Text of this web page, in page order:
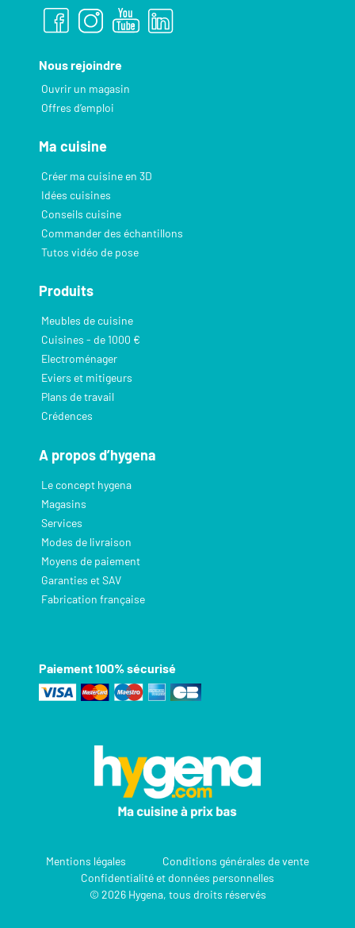
Nous rejoindre
Ouvrir un magasin
Offres d’emploi
Ma cuisine
Créer ma cuisine en 3D
Idées cuisines
Conseils cuisine
Commander des échantillons
Tutos vidéo de pose
Produits
Meubles de cuisine
Cuisines - de 1000 €
Electroménager
Eviers et mitigeurs
Plans de travail
Crédences
A propos d’hygena
Le concept hygena
Magasins
Services
Modes de livraison
Moyens de paiement
Garanties et SAV
Fabrication française
Paiement 100% sécurisé
Mentions légales
Conditions générales de vente
Confidentialité et données personnelles
© 2026 Hygena, tous droits réservés